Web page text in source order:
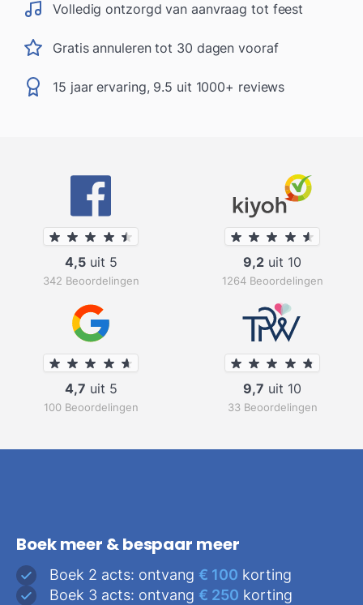
Volledig ontzorgd van aanvraag tot feest
Gratis annuleren tot 30 dagen vooraf
15 jaar ervaring, 9.5 uit 1000+ reviews
4,5uit 5
342 Beoordelingen
9,2 uit 10
1264 Beoordelingen
4,7 uit 5
100 Beoordelingen
9,7 uit 10
33 Beoordelingen
Boek meer & bespaar meer
Boek 2 acts: ontvang € 100 korting
Boek 3 acts: ontvang € 250 korting